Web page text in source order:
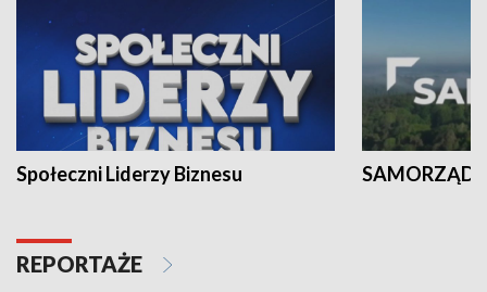
Społeczni Liderzy Biznesu SAMORZĄD
REPORTAŻE